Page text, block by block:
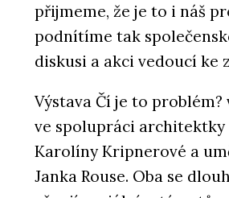
přijmeme, že je to i náš
podnítíme tak
diskusi a akci vedoucí ke
Výstava Čí je to problém?
ve spolupráci architektky
Karolíny Kripnerové a
Janka Rouse. Oba se